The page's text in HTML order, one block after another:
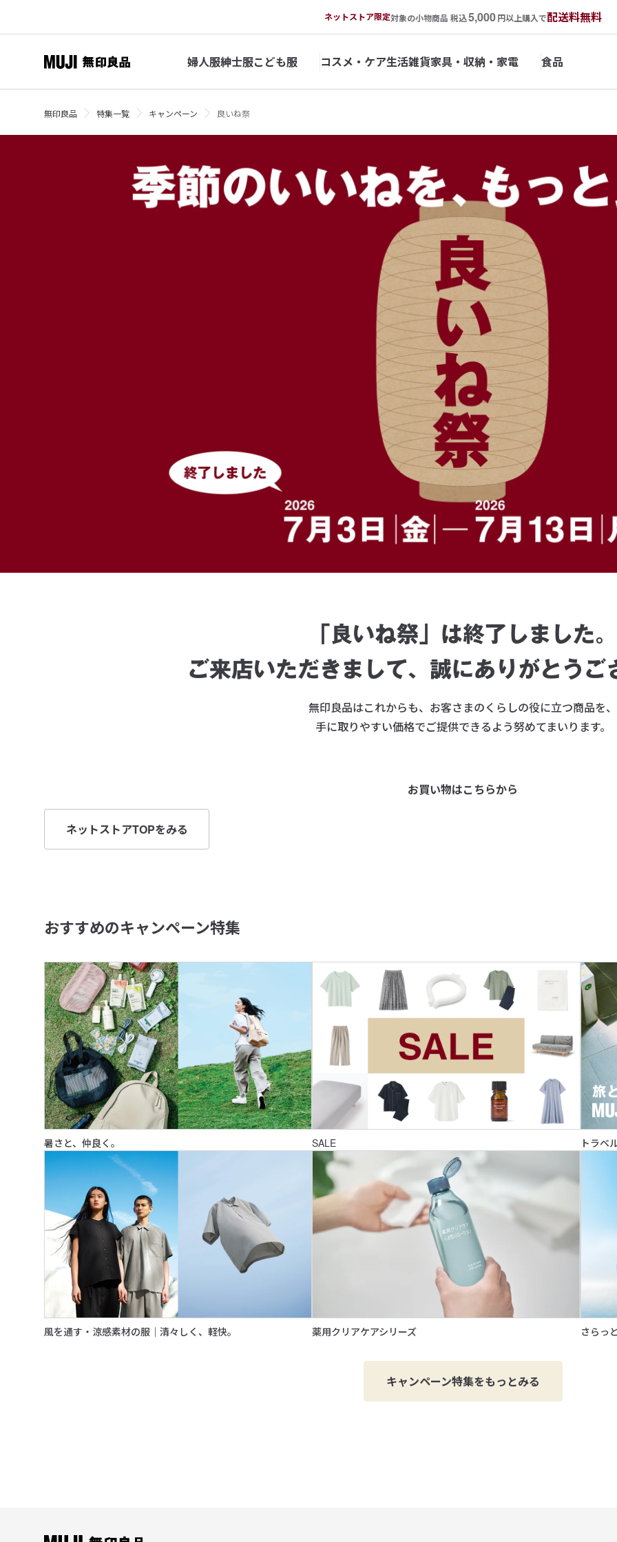
ネットストア限定対象の小物商品 税込5,000円以上購入で配送料無料
婦人服紳士服こども服 コスメ・ケア生活雑貨家具・収納・家電 食品
無印良品 特集一覧 キャンペーン 良いね祭
「良いね祭」は終了しました。
ご来店いただきまして、 誠にありがとうご
無印良品はこれからも、お客さまのくらしの役に立つ商品を、
手に取りやすい価格でご提供できるよう努めてまいります。
お買い物はこちらから
ネットストアTOPをみる
おすすめのキャンペーン特集
暑さと、仲良く。 SALE トラベ
風を通す・涼感素材の服｜清々しく、軽快。 薬用クリアケアシリーズ さらっ
キャンペーン特集をもっとみる